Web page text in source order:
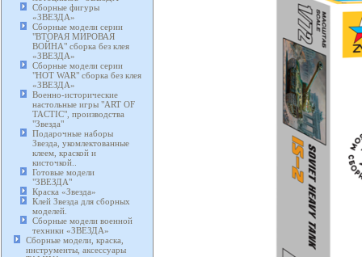
Сборные фигуры
«ЗВЕЗДА»
Сборные модели серии
"ВТОРАЯ МИРОВАЯ
ВОЙНА" сборка без клея
«ЗВЕЗДА»
Сборные модели серии
"HOT WAR" сборка без клея
«ЗВЕЗДА»
Военно-исторические
настольные игры "ART OF
TACTIC", производства
"Звезда"
Подарочные наборы
Звезда, укомлектованные
клеем, краской и
кисточкой..
Готовые модели
"ЗВЕЗДА"
Краска «Звезда»
Клей Звезда для сборных
моделей.
Сборные модели военной
техники «ЗВЕЗДА»
Сборные модели, краска,
инструменты, аксессуары